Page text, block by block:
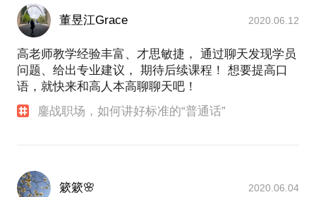
董昱江Grace 2020.06.12
高老师教学经验丰富、才思敏捷， 通过聊天发现学员
问题、给出专业建议， 期待后续课程！ 想要提高口
语，就快来和高人本高聊聊天吧！
鏖战职场，如何讲好标准的“普通话”
簌簌🌸 2020.06.04